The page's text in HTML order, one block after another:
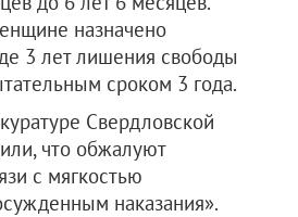
назначено
3 лет лишения свободы
сроком 3 года.
Свердловской
что обжалуют
с мягкостью
наказания».